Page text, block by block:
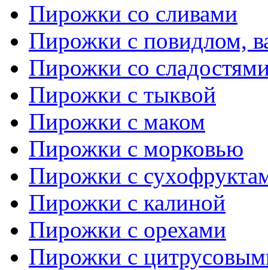
Пирожки со сливами
Пирожки с повидлом,
Пирожки со
Пирожки с тыквой
Пирожки с маком
Пирожки с морковью
Пирожки с
Пирожки с калиной
Пирожки с орехами
Пирожки с